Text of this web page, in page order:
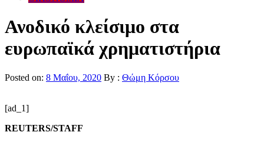
Ανοδικό κλείσιμο στα
ευρωπαϊκά χρηματιστήρια
Posted on: 8 Μαΐου, 2020 By : Θώμη Κόρσου
[ad_1]
REUTERS/STAFF